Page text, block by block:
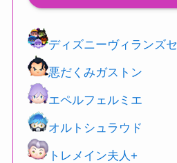
ディズニーヴィランズ
悪だくみガストン
エペルフェルミエ
オルトシュラウド
トレメイン夫人+